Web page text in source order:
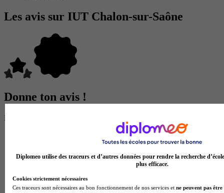
Les avis sur IUT Chalon-sur-Saône
Donne ton avis !
Partage ton expérience et aide d’autres étudiants à faire le bon choix.
Donne ton avis entre 1 et 5 étoiles
Diplomeo utilise des traceurs et d’autres données pour rendre la recherche
plus efficace.
Cookies strictement nécessaires
Ces traceurs sont nécessaires au bon fonctionnement de nos services et ne peuvent pas être